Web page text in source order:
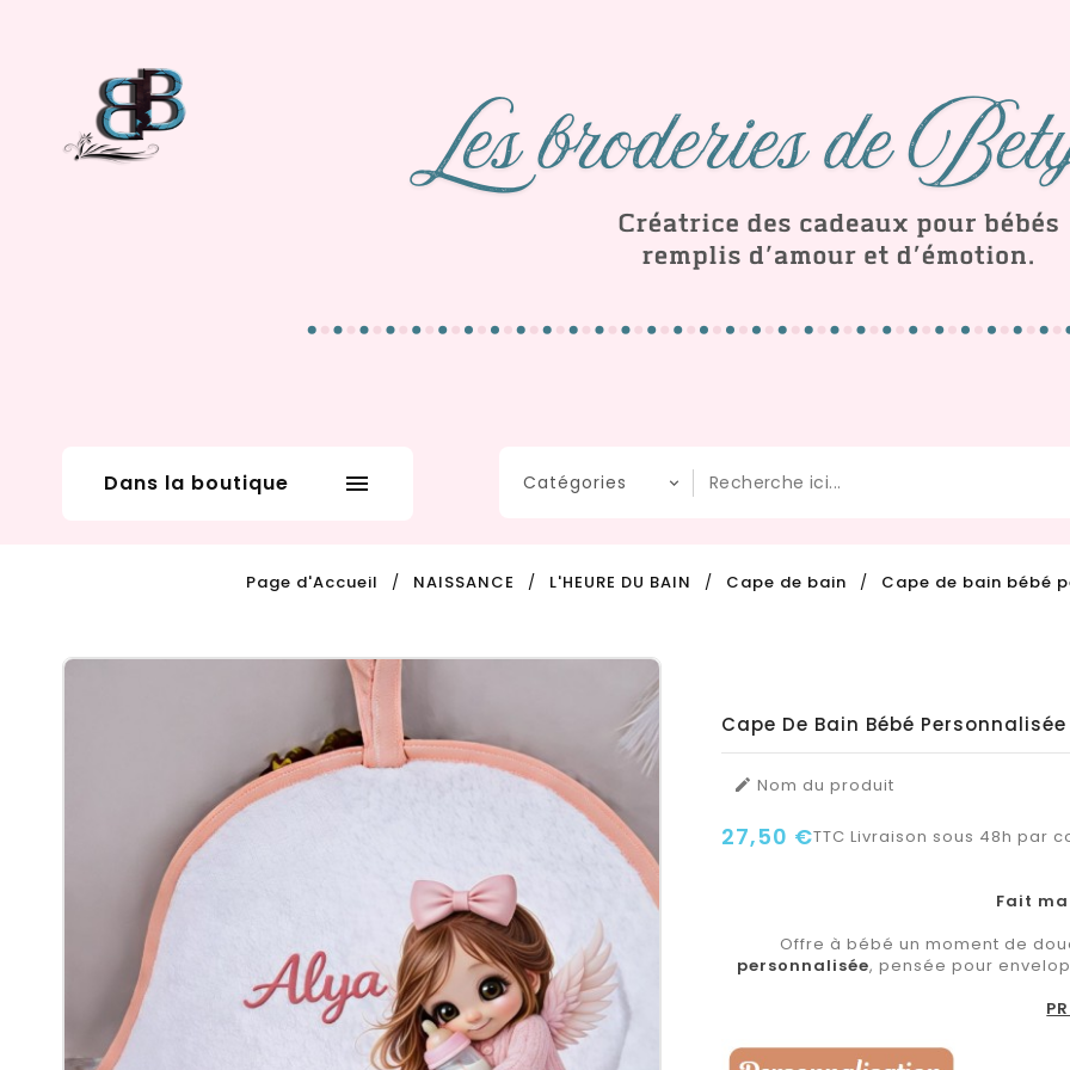
Dans la boutique 
Page d'Accueil NAISSANCE L'HEURE DU BAIN Cape de bain Cape de bain bébé
Cape De Bain Bébé Personnalisée
 Nom du produit
27,50 €TTC Livraison sous 48h par
Fait
Offre à bébé un moment de
personnalisée, pensée pour